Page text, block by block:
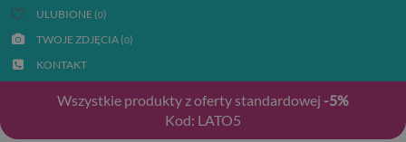
ULUBIONE (0)
TWOJE ZDJĘCIA (0)
KONTAKT
Wszystkie produkty z oferty standardowej -5%
Kod: LATO5